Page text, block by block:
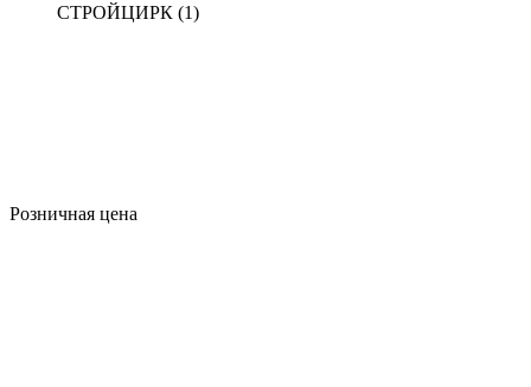
СТРОЙЦИРК (1)
Розничная цена